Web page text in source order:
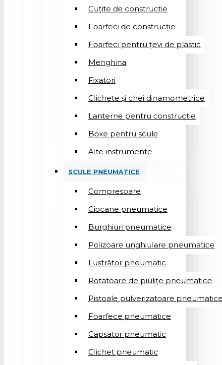
Cuțite de construcție
Foarfeci de construcție
Foarfeci pentru țevi de plastic
Menghina
Fixatori
Clichete și chei dinamometrice
Lanterne pentru constructie
Boxe pentru scule
Alte instrumente
SCULE PNEUMATICE
Compresoare
Ciocane pneumatice
Burghiuri pneumatice
Polizoare unghiulare pneumatice
Lustrător pneumatic
Rotatoare de piulițe pneumatice
Pistoale pulverizatoare
Foarfece pneumatice
Capsator pneumatic
Clichet pneumatic